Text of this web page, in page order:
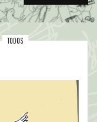
TODOS